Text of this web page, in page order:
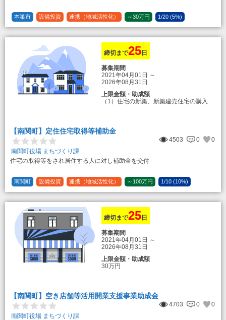
本巣市 設備投資 連携（地域活性化） ～30万円 1/20 (5%)
締切まで25 日
募集期間
2021年04月01日 ～
2026年08月31日
上限金額・助成額
（1）住宅の新築、新築建売住宅の購入
（2）中古住宅の購入 25万円
登録事業者利用の場合25万円加算（25
（3）住宅リフォーム 経費の20％の額
登録事業者利用の場合、経費の10%の
額を加算（限度額25万円） （最大で50万
円＋25万円加算＝75万円）
【南関町】定住住宅取得等補助金
4503 0
0
南関町役場 まちづくり課
住宅の取得等をされ居住する人に対し補助金を交付
南関町 設備投資 連携（地域活性化） ～100万円
1/10 (10%)
1/5 (20%)
定額
締切まで25 日
募集期間
2021年04月01日 ～
2026年08月31日
上限金額・助成額
30万円
【南関町】空き店舗等活用開業支援事業助成金
4703 0
0
南関町役場 まちづくり課